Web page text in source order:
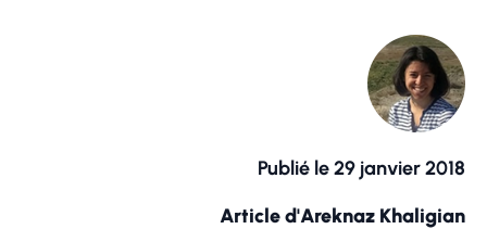
Publié le 29 janvier 2018
Article d'Areknaz Khaligian